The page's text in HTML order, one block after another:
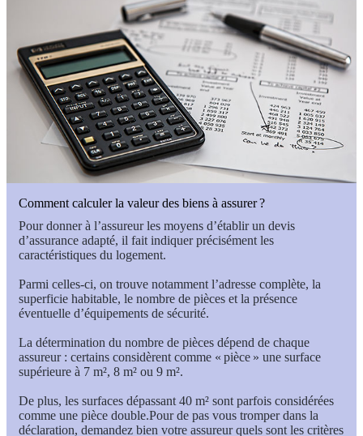
Comment calculer la valeur des biens à assurer ?
Pour donner à l’assureur les moyens d’établir un devis
d’assurance adapté, il fait indiquer précisément les
caractéristiques du logement.
Parmi celles-ci, on trouve notamment l’adresse complète, la
superficie habitable, le nombre de pièces et la présence
éventuelle d’équipements de sécurité.
La détermination du nombre de pièces dépend de chaque
assureur : certains considèrent comme « pièce » une surface
supérieure à 7 m², 8 m² ou 9 m².
De plus, les surfaces dépassant 40 m² sont parfois considérées
comme une pièce double.Pour de pas vous tromper dans la
déclaration, demandez bien votre assureur quels sont les critères